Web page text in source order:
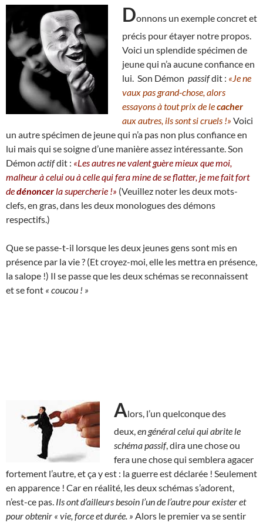
Donnons un exemple concret et
précis pour étayer notre propos.
Voici un splendide spécimen de
jeune qui n’a aucune confiance en
lui. Son Démon passifdit : «Je ne
vaux pas grand-chose, alors
essayons à tout prix de lecacher
aux autres, ils sont si cruels !» Voici
un autre spécimen de jeune qui n’a pas non plus confiance en
lui mais qui se soigne d’une manière assez intéressante. Son
Démon actifdit : «Les autres ne valent guère mieux que moi,
malheur à celui ou à celle qui fera mine de se flatter, je me fait fort
dedénoncer la supercherie !» (Veuillez noter les deux mots-
clefs, en gras, dans les deux monologues des démons
respectifs.)
Que se passe-t-il lorsque les deux jeunes gens sont mis en
présence par la vie ? (Et croyez-moi, elle les mettra en présence,
la salope !) Il se passe que les deux schémas se reconnaissent
et se font « coucou ! »
Alors, l’un quelconque des
deux, en général celui qui abrite le
schéma passif, dira une chose ou
fera une chose qui semblera agacer
fortement l’autre, et ça y est : la guerre est déclarée ! Seulement
en apparence ! Car en réalité, les deux schémas s’adorent,
n’est-ce pas. Ils ont d’ailleurs besoin l’un de l’autre pour exister et
pour obtenir « vie, force et durée. » Alors le premier va se sentir